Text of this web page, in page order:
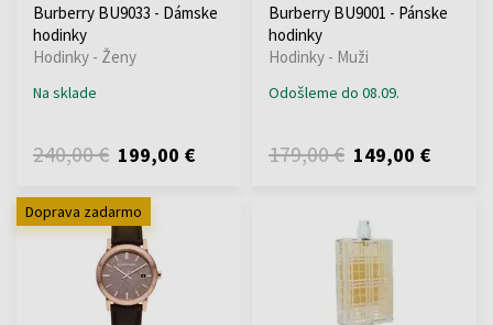
Burberry BU9033 - Dámske
hodinky
Hodinky - Ženy
Na sklade
240,00 € 199,00 €
Burberry BU9001 - Pánske
hodinky
Hodinky - Muži
Odošleme do 08.09.
179,00 € 149,00 €
Doprava zadarmo